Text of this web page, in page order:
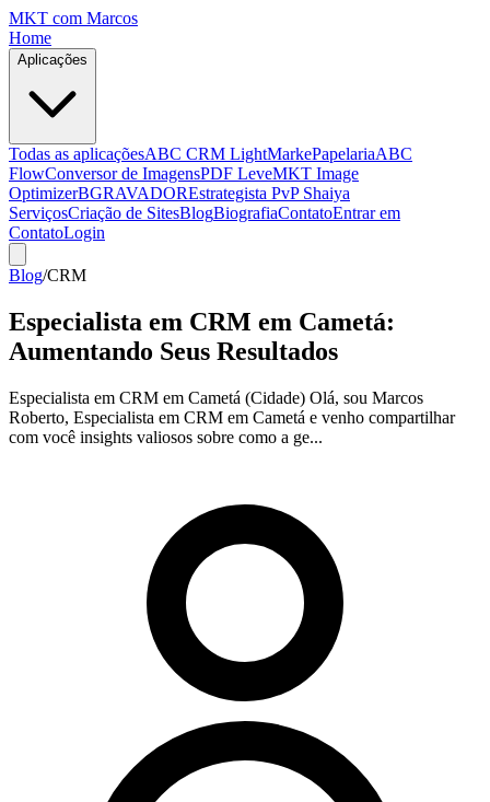
MKT com Marcos
Home
Aplicações
Todas as aplicaçõesABC CRM LightMarkePapelariaABC
FlowConversor de ImagensPDF LeveMKT Image
OptimizerBGRAVADOREstrategista PvP Shaiya
ServiçosCriação de SitesBlogBiografiaContatoEntrar em
ContatoLogin
Blog/CRM
Especialista em CRM em Cametá:
Aumentando Seus Resultados
Especialista em CRM em Cametá (Cidade) Olá, sou Marcos
Roberto, Especialista em CRM em Cametá e venho compartilhar
com você insights valiosos sobre como a ge...